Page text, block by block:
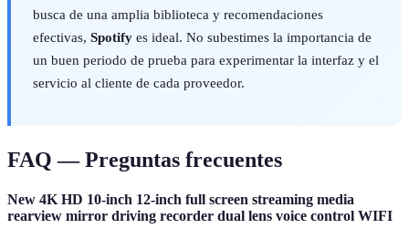
busca de una amplia biblioteca y recomendaciones
efectivas, Spotify es ideal. No subestimes la importancia de
un buen periodo de prueba para experimentar la interfaz y el
servicio al cliente de cada proveedor.
FAQ — Preguntas frecuentes
New 4K HD 10-inch 12-inch full screen streaming media
rearview mirror driving recorder dual lens voice control WIFI